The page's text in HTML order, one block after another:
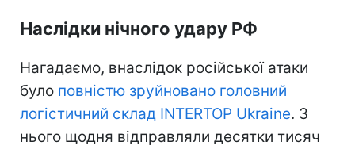
Наслідки нічного удару РФ
Нагадаємо, внаслідок російської атаки
було повністю зруйновано головний
логістичний склад INTERTOP Ukraine. З
нього щодня відправляли десятки тисяч